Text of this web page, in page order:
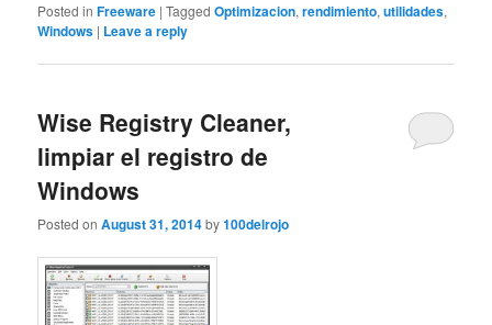
Posted in Freeware |Tagged Optimizacion,rendimiento,utilidades,
Windows | Leave a reply
Wise Registry Cleaner,
limpiar el registro de
Windows
Posted onAugust 31, 2014by100delrojo